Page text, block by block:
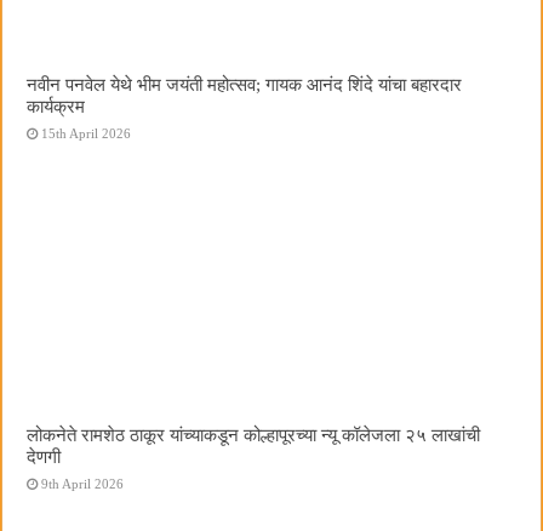
नवीन पनवेल येथे भीम जयंती महोत्सव; गायक आनंद शिंदे यांचा बहारदार
कार्यक्रम
15th April 2026
लोकनेते रामशेठ ठाकूर यांच्याकडून कोल्हापूरच्या न्यू कॉलेजला २५ लाखांची
देणगी
9th April 2026